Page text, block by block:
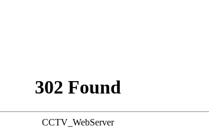
302 Found
CCTV_WebServer